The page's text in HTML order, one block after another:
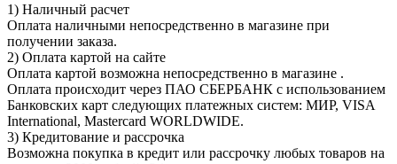
1) Наличный расчет
Оплата наличными непосредственно в магазине при
получении заказа.
2) Оплата картой на сайте
Оплата картой возможна непосредственно в магазине .
Оплата происходит через ПАО СБЕРБАНК с использованием
Банковских карт следующих платежных систем: МИР, VISA
International, Mastercard WORLDWIDE.
3) Кредитование и рассрочка
Возможна покупка в кредит или рассрочку любых товаров на